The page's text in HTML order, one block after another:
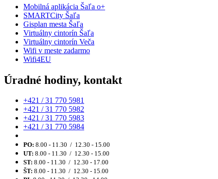
Mobilná aplikácia Šaľa o+
SMARTCity Šaľa
Gisplan mesta Šaľa
Virtuálny cintorín Šaľa
Virtuálny cintorín Veča
Wifi v meste zadarmo
Wifi4EU
Úradné hodiny, kontakt
+421 / 31 770 5981
+421 / 31 770 5982
+421 / 31 770 5983
+421 / 31 770 5984
PO: 8.00 - 11.30 / 12.30 - 15.00
UT: 8.00 - 11.30 / 12.30 - 15.00
ST: 8.00 - 11.30 / 12.30 - 17.00
ŠT: 8.00 - 11.30 / 12.30 - 15.00